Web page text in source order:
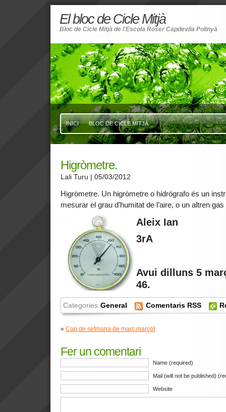
El bloc de Cicle Mitjà
Bloc de Cicle Mitjà de l'Escola Roser Capdevila Polinyà
INICI BLOC DE CICLE MITJÀ
Higròmetre.
Lali Turu | 05/03/2012
Higròmetre. Un higròmetre o hidrógrafo és un
mesurar el grau d’humitat de l’aire, o un altren gas
Aleix Ian
3rA
Avui dilluns 5
46.
Categories General Comentaris RSS
« Cap de setmana de març marçot
Fer un comentari
Name (required)
Mail (will not be published)
Website